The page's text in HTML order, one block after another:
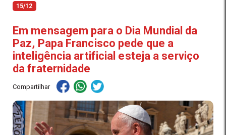
15/12
Em mensagem para o Dia Mundial da
Paz, Papa Francisco pede que a
inteligência artificial esteja a serviço
da fraternidade
Compartilhar